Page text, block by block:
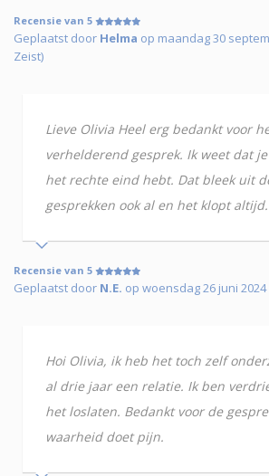
Recensie van 5
Geplaatst door Helma op maandag 30
Zeist)
Lieve Olivia Heel erg bedankt voor
verhelderend gesprek. Ik weet dat
het rechte eind hebt. Dat bleek uit
gesprekken ook al en het klopt
Recensie van 5
Geplaatst door N.E. op woensdag 26 juni 2024
Hoi Olivia, ik heb het toch zelf
al drie jaar een relatie. Ik ben
het loslaten. Bedankt voor de
waarheid doet pijn.